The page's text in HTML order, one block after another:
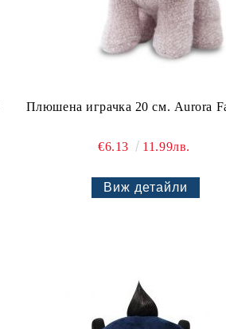
Плюшена играчкa 20 см. Aurora
€6.13 11.99лв.
Виж детайли